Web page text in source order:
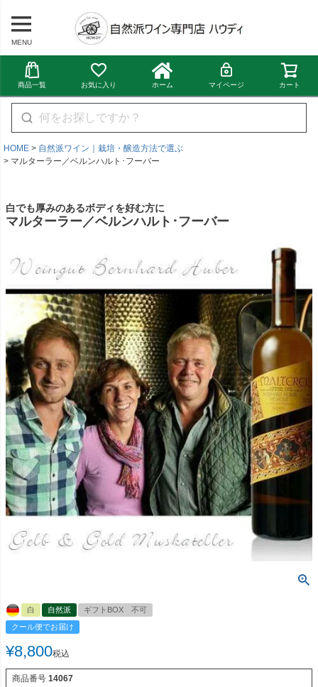
MENU
商品一覧 お気に入り ホーム マイページ カート
HOME
自然派ワイン｜栽培・醸造方法で選ぶ
マルターラー／ベルンハルト･フーバー
白でも厚みのあるボディを好む方に
マルターラー／ベルンハルト･フーバー
白 自然派
ギフトBOX 不可
クール便でお届け
¥8,800税込
商品番号 14067